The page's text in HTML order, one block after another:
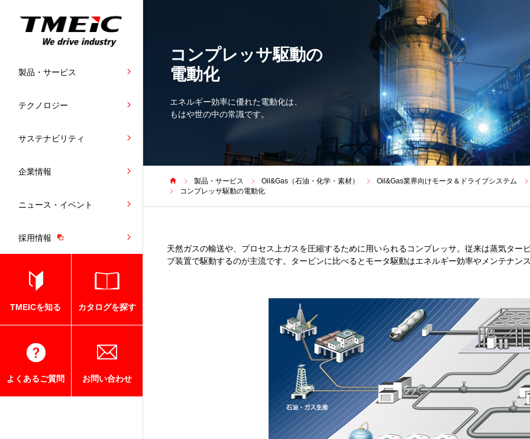
製品・サービス
テクノロジー
サステナビリティ
企業情報
ニュース・イベント
採用情報
TMEICを知る カタログを探す
よくあるご質問 お問い合わせ
コンプレッサ駆動の
電動化
エネルギー効率に優れた電動化は、
もはや世の中の常識です。
製品・サービス Oil&Gas（石油・化学・素材）
Oil&Gas業界向けモータ＆ドライブシステム
コンプレッサ駆動の電動化
天然ガスの輸送や、プロセス上ガスを圧縮するために用いられるコンプレッサ。従来は蒸気タ
ブ装置で駆動するのが主流です。タービンに比べるとモータ駆動はエネルギー効率やメンテナン